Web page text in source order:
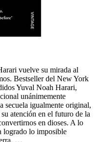
vuelve su mirada al
Bestseller del New York
Yuval Noah Harari,
unánimemente
secuela igualmente original,
atención en el futuro de la
en dioses. A lo
logrado lo imposible
…